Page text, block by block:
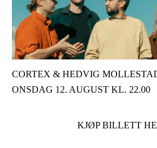
CORTEX & HEDVIG
ONSDAG 12. AUGUST KL. 22.00
KJØP BILLETT